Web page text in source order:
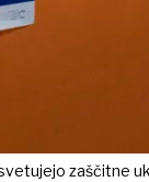
zaščitne